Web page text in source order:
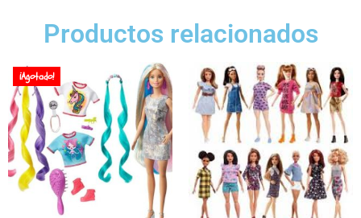
Productos relacionados
¡Agotado!